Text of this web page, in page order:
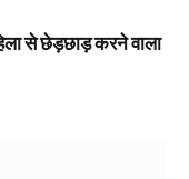
से छेड़छाड़ करने वाला